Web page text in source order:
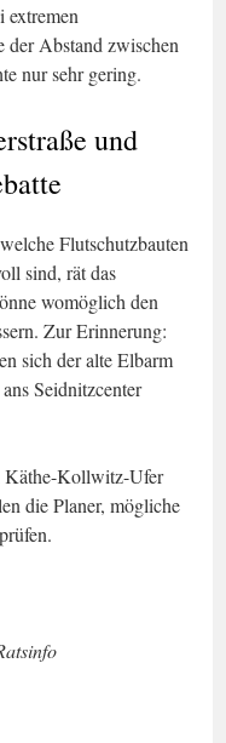
extremen
der Abstand zwischen
nur sehr gering.
und
Flutschutzbauten
sind, rät das
womöglich den
Zur Erinnerung:
sich der alte Elbarm
Seidnitzcenter
Käthe-Kollwitz-Ufer
die Planer, mögliche